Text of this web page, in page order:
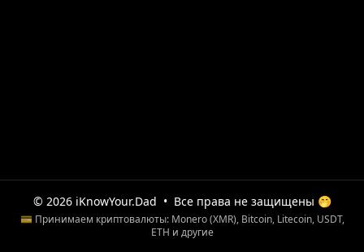
© 2026 iKnowYour.Dad • Все права не защищены 🤭
💳 Принимаем криптовалюты: Monero (XMR), Bitcoin, Litecoin, USDT,
ETH и другие